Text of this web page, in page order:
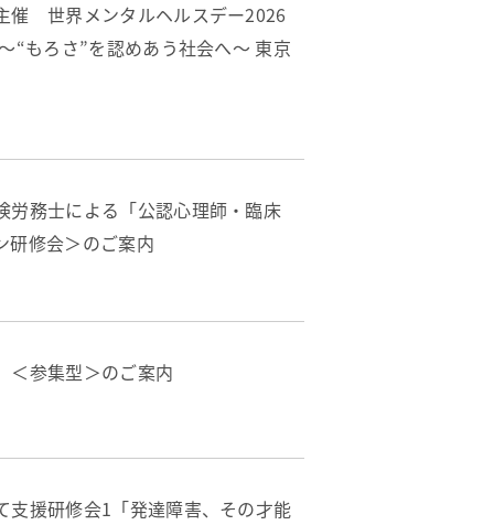
催 世界メンタルヘルスデー2026
“もろさ”を認めあう社会へ～ 東京
務士による「公認心理師・臨床
研修会＞のご案内
参集型＞のご案内
援研修会1「発達障害、その才能